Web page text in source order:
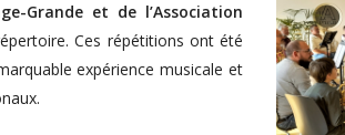
Grande et de l’Association
Ces répétitions ont été
expérience musicale et